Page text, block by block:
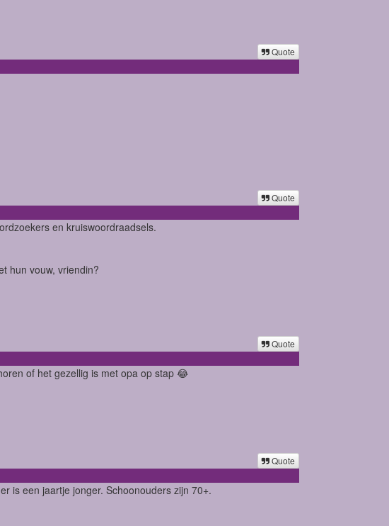
Quote
Quote
en kruiswoordraadsels.
hun vouw, vriendin?
Quote
of het gezellig is met opa op stap 😂
Quote
is een jaartje jonger. Schoonouders zijn 70+.